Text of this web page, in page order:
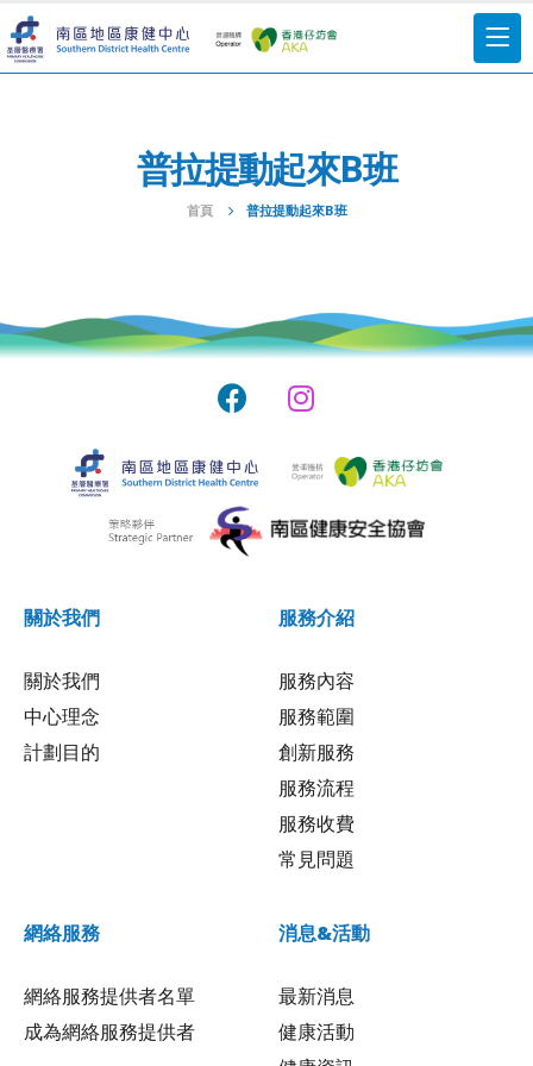
普拉提動起來B班
首頁 普拉提動起來B班
關於我們
關於我們
中心理念
計劃目的
服務介紹
服務內容
服務範圍
創新服務
服務流程
服務收費
常見問題
網絡服務
網絡服務提供者名單
成為網絡服務提供者
消息&活動
最新消息
健康活動